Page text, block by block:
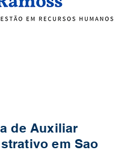
de Auxiliar
em Sao